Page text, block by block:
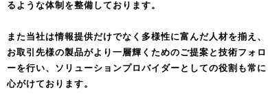
るような体制を整備しております。
また当社は情報提供だけでなく多様性に富んだ人材を揃え、
お取引先様の製品がより一層輝くためのご提案と技術フォロ
ーを行い、ソリューションプロバイダーとしての役割も常に
心がけております。